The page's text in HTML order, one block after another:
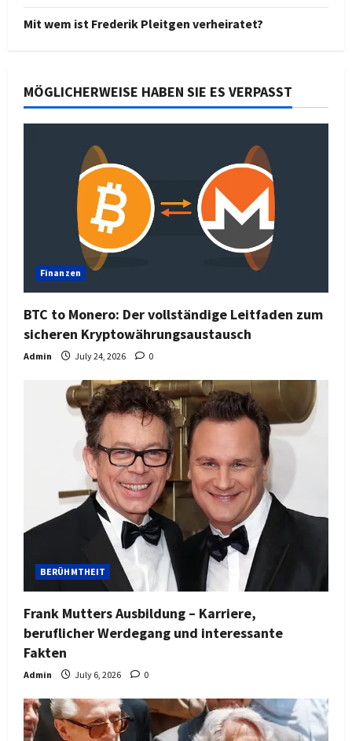
Mit wem ist Frederik Pleitgen verheiratet?
MÖGLICHERWEISE HABEN SIE ES VERPASST
Finanzen
BTC to Monero: Der vollständige Leitfaden zum
sicheren Kryptowährungsaustausch
Admin July 24, 2026 0
BERÜHMTHEIT
Frank Mutters Ausbildung – Karriere,
beruflicher Werdegang und interessante
Fakten
Admin July 6, 2026 0